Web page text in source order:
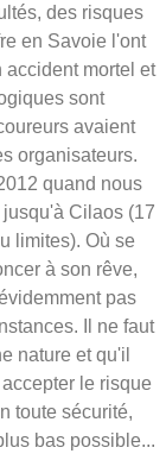
des risques
en Savoie l'ont
accident mortel et
sont
avaient
organisateurs.
quand nous
Cilaos (17
limites). Où se
à son rêve,
pas
Il ne faut
nature et qu'il
le risque
toute sécurité,
bas possible...